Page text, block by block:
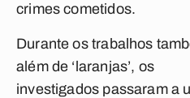
crimes cometidos.
Durante os trabalhos
além de ‘laranjas’, os
investigados passaram a